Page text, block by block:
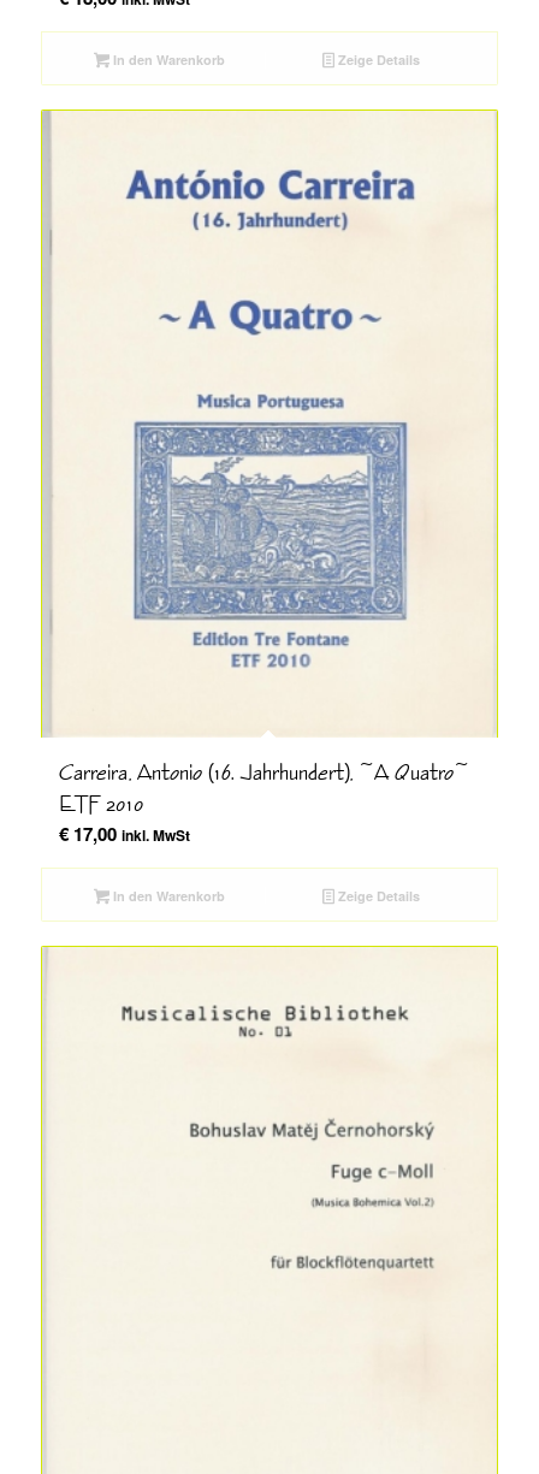
In den Warenkorb Zeige Details
Carreira, Antonio (16. Jahrhundert), ~A Quatro~
ETF 2010
€17,00 inkl. MwSt
In den Warenkorb Zeige Details